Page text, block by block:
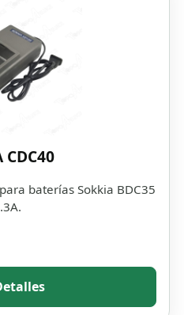
CDC40
baterías Sokkia BDC35